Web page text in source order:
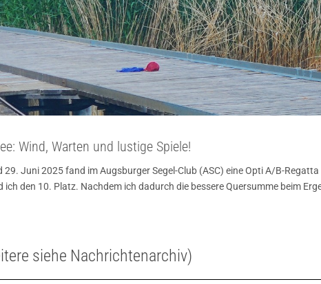
Wind, Warten und lustige Spiele!
Juni 2025 fand im Augsburger Segel-Club (ASC) eine Opti A/B-
ich den 10. Platz. Nachdem ich dadurch die bessere Quersumme beim
siehe Nachrichtenarchiv)